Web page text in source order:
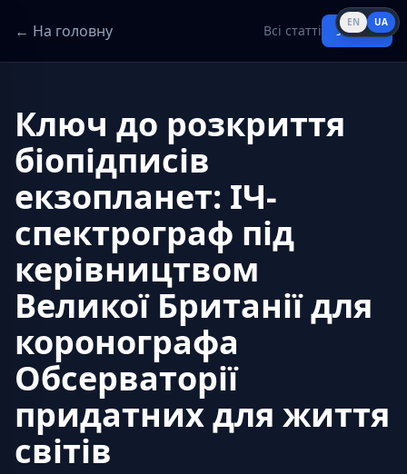
← На головну Всі статті Увійти
Ключ до розкриття
біопідписів
екзопланет: ІЧ-
спектрограф під
керівництвом
Великої Британії для
коронографа
Обсерваторії
придатних для життя
світів
EN UA